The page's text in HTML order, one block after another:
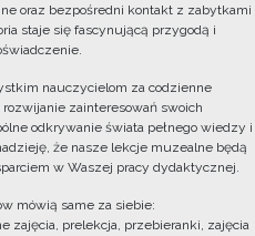
oraz bezpośredni kontakt z zabytkami
staje się fascynującą przygodą i
nauczycielom za codzienne
rozwijanie zainteresowań swoich
odkrywanie świata pełnego wiedzy i
że nasze lekcje muzealne będą
w Waszej pracy dydaktycznej.
mówią same za siebie:
zajęcia, prelekcja, przebieranki, zajęcia